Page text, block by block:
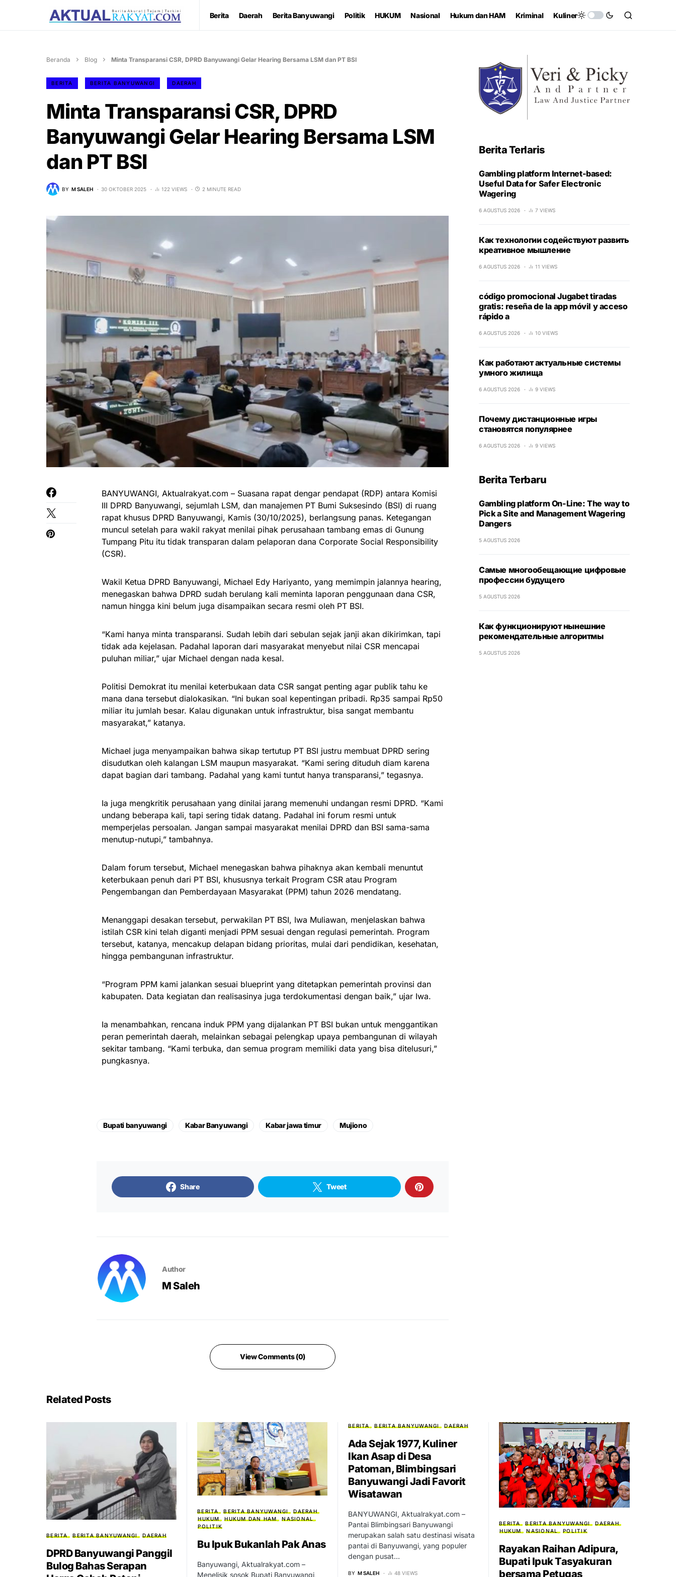
Berita Daerah Berita Banyuwangi Politik HUKUM Nasional Hukum dan HAM Kriminal Kuliner
Beranda Blog Minta Transparansi CSR, DPRD Banyuwangi Gelar Hearing Bersama LSM dan PT BSI
BERITA BERITA BANYUWANGI DAERAH
Minta Transparansi CSR, DPRD
Banyuwangi Gelar Hearing Bersama LSM
dan PT BSI
BY M SALEH 30 OKTOBER 2025 122 VIEWS 2 MINUTE READ
BANYUWANGI, Aktualrakyat.com – Suasana rapat dengar pendapat (RDP) antara Komisi
III DPRD Banyuwangi, sejumlah LSM, dan manajemen PT Bumi Suksesindo (BSI) di ruang
rapat khusus DPRD Banyuwangi, Kamis (30/10/2025), berlangsung panas. Ketegangan
muncul setelah para wakil rakyat menilai pihak perusahaan tambang emas di Gunung
Tumpang Pitu itu tidak transparan dalam pelaporan dana Corporate Social Responsibility
(CSR).
Wakil Ketua DPRD Banyuwangi, Michael Edy Hariyanto, yang memimpin jalannya hearing,
menegaskan bahwa DPRD sudah berulang kali meminta laporan penggunaan dana CSR,
namun hingga kini belum juga disampaikan secara resmi oleh PT BSI.
“Kami hanya minta transparansi. Sudah lebih dari sebulan sejak janji akan dikirimkan, tapi
tidak ada kejelasan. Padahal laporan dari masyarakat menyebut nilai CSR mencapai
puluhan miliar,” ujar Michael dengan nada kesal.
Politisi Demokrat itu menilai keterbukaan data CSR sangat penting agar publik tahu ke
mana dana tersebut dialokasikan. “Ini bukan soal kepentingan pribadi. Rp35 sampai Rp50
miliar itu jumlah besar. Kalau digunakan untuk infrastruktur, bisa sangat membantu
masyarakat,” katanya.
Michael juga menyampaikan bahwa sikap tertutup PT BSI justru membuat DPRD sering
disudutkan oleh kalangan LSM maupun masyarakat. “Kami sering dituduh diam karena
dapat bagian dari tambang. Padahal yang kami tuntut hanya transparansi,” tegasnya.
Ia juga mengkritik perusahaan yang dinilai jarang memenuhi undangan resmi DPRD. “Kami
undang beberapa kali, tapi sering tidak datang. Padahal ini forum resmi untuk
memperjelas persoalan. Jangan sampai masyarakat menilai DPRD dan BSI sama-sama
menutup-nutupi,” tambahnya.
Dalam forum tersebut, Michael menegaskan bahwa pihaknya akan kembali menuntut
keterbukaan penuh dari PT BSI, khususnya terkait Program CSR atau Program
Pengembangan dan Pemberdayaan Masyarakat (PPM) tahun 2026 mendatang.
Menanggapi desakan tersebut, perwakilan PT BSI, Iwa Muliawan, menjelaskan bahwa
istilah CSR kini telah diganti menjadi PPM sesuai dengan regulasi pemerintah. Program
tersebut, katanya, mencakup delapan bidang prioritas, mulai dari pendidikan, kesehatan,
hingga pembangunan infrastruktur.
“Program PPM kami jalankan sesuai blueprint yang ditetapkan pemerintah provinsi dan
kabupaten. Data kegiatan dan realisasinya juga terdokumentasi dengan baik,” ujar Iwa.
Ia menambahkan, rencana induk PPM yang dijalankan PT BSI bukan untuk menggantikan
peran pemerintah daerah, melainkan sebagai pelengkap upaya pembangunan di wilayah
sekitar tambang. “Kami terbuka, dan semua program memiliki data yang bisa ditelusuri,”
pungkasnya.
Bupati banyuwangi Kabar Banyuwangi Kabar jawa timur Mujiono
Share Tweet
Author
M Saleh
View Comments (0)
Berita Terlaris
Gambling platform Internet-based:
Useful Data for Safer Electronic
Wagering
6 AGUSTUS 2026 7 VIEWS
Как технологии содействуют развить
креативное мышление
6 AGUSTUS 2026 11 VIEWS
código promocional Jugabet tiradas
gratis: reseña de la app móvil y acceso
rápido a
6 AGUSTUS 2026 10 VIEWS
Как работают актуальные системы
умного жилища
6 AGUSTUS 2026 9 VIEWS
Почему дистанционные игры
становятся популярнее
6 AGUSTUS 2026 9 VIEWS
Berita Terbaru
Gambling platform On-Line: The way to
Pick a Site and Management Wagering
Dangers
5 AGUSTUS 2026
Самые многообещающие цифровые
профессии будущего
5 AGUSTUS 2026
Как функционируют нынешние
рекомендательные алгоритмы
5 AGUSTUS 2026
Related Posts
BERITA BERITA BANYUWANGI DAERAH
DPRD Banyuwangi Panggil
Bulog Bahas Serapan
BERITA BERITA BANYUWANGI
DAERAH
HUKUM
HUKUM DAN HAM
NASIONAL
POLITIK
Bu Ipuk Bukanlah Pak Anas
Banyuwangi, Aktualrakyat.com –
Menelisik sosok Bupati Banyuwangi,
BERITA BERITA BANYUWANGI DAERAH
Ada Sejak 1977, Kuliner
Ikan Asap di Desa
Patoman, Blimbingsari
Banyuwangi Jadi Favorit
Wisatawan
BANYUWANGI, Aktualrakyat.com –
Pantai Blimbingsari Banyuwangi
merupakan salah satu destinasi wisata
pantai di Banyuwangi, yang populer
dengan pusat…
BY M SALEH 48 VIEWS
BERITA BERITA BANYUWANGI
DAERAH
HUKUM
NASIONAL POLITIK
Rayakan Raihan Adipura,
Bupati Ipuk Tasyakuran
bersama Petugas